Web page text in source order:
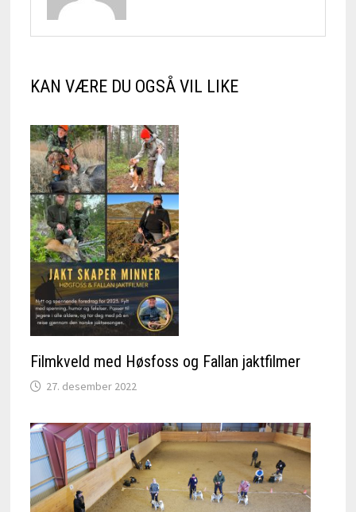
KAN VÆRE DU OGSÅ VIL LIKE
Filmkveld med Høsfoss og Fallan jaktfilmer
27. desember 2022